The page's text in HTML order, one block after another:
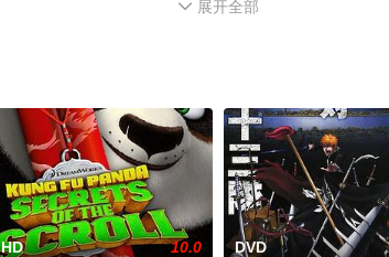
网，更多相关信息可移步至豆瓣电影、电视猫或剧情网
 展开全部
HD 10.0 DVD